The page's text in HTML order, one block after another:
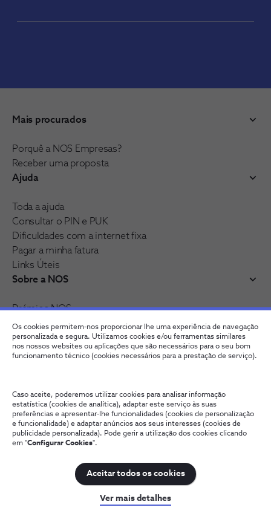
Os cookies permitem-nos proporcionar lhe uma experiência de navegação
personalizada e segura. Utilizamos cookies e/ou ferramentas similares
nos nossos websites ou aplicações que são necessários para o seu bom
funcionamento técnico (cookies necessários para a prestação de serviço).
Caso aceite, poderemos utilizar cookies para analisar informação
estatística (cookies de analítica), adaptar este serviço às suas
preferências e apresentar-lhe funcionalidades (cookies de personalização
e funcionalidade) e adaptar anúncios aos seus interesses (cookies de
publicidade personalizada). Pode gerir a utilização dos cookies clicando
em "Configurar Cookies".
Aceitar todos os cookies
Ver mais detalhes
Mais procurados
Porquê a NOS Empresas?
Receber uma proposta
Ajuda
Toda a ajuda
Consultar o PIN e PUK
Dificuldades com a internet fixa
Pagar a minha fatura
Links Úteis
Sobre a NOS
Prémios NOS
Reconhecimentos e distinções
Junte-se à nossa rede
Qualidade de ServiçoWholesaleTermos e Condições